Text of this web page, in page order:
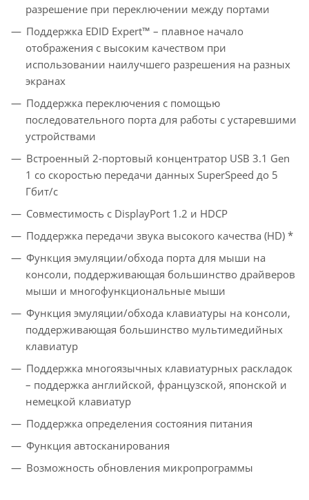
разрешение при переключении между портами
Поддержка EDID Expert™ – плавное начало
отображения с высоким качеством при
использовании наилучшего разрешения на разных
экранах
Поддержка переключения с помощью
последовательного порта для работы с устаревшими
устройствами
Встроенный 2-портовый концентратор USB 3.1 Gen
1 со скоростью передачи данных SuperSpeed до 5
Гбит/с
Совместимость с DisplayPort 1.2 и HDCP
Поддержка передачи звука высокого качества (HD) *
Функция эмуляции/обхода порта для мыши на
консоли, поддерживающая большинство драйверов
мыши и многофункциональные мыши
Функция эмуляции/обхода клавиатуры на консоли,
поддерживающая большинство мультимедийных
клавиатур
Поддержка многоязычных клавиатурных раскладок
– поддержка английской, французской, японской и
немецкой клавиатур
Поддержка определения состояния питания
Функция автосканирования
Возможность обновления микропрограммы